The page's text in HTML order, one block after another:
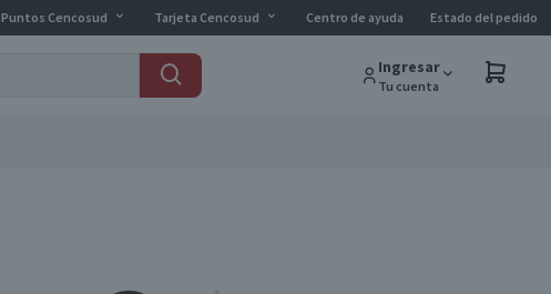
Puntos Cencosud Tarjeta Cencosud Centro de ayuda Estado del pedido
Ingresar
Tu cuenta